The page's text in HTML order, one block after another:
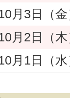
月3日（
月2日（
月1日（